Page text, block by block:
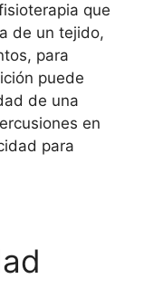
que
de un tejido,
para
puede
de una
en
para